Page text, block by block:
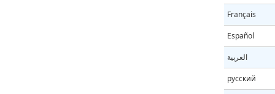
Français
Español
العربية
русский